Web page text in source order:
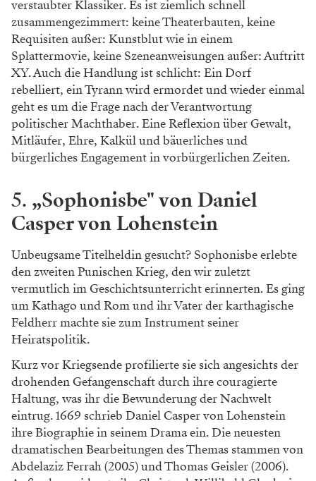
verstaubter Klassiker. Es ist ziemlich schnell
zusammengezimmert: keine Theaterbauten, keine
Requisiten außer: Kunstblut wie in einem
Splattermovie, keine Szeneanweisungen außer: Auftritt
XY. Auch die Handlung ist schlicht: Ein Dorf
rebelliert, ein Tyrann wird ermordet und wieder einmal
geht es um die Frage nach der Verantwortung
politischer Machthaber. Eine Reflexion über Gewalt,
Mitläufer, Ehre, Kalkül und bäuerliches und
bürgerliches Engagement in vorbürgerlichen Zeiten.
5. „Sophonisbe" von Daniel
Casper von Lohenstein
Unbeugsame Titelheldin gesucht? Sophonisbe erlebte
den zweiten Punischen Krieg, den wir zuletzt
vermutlich im Geschichtsunterricht erinnerten. Es ging
um Kathago und Rom und ihr Vater der karthagische
Feldherr machte sie zum Instrument seiner
Heiratspolitik.
Kurz vor Kriegsende profilierte sie sich angesichts der
drohenden Gefangenschaft durch ihre couragierte
Haltung, was ihr die Bewunderung der Nachwelt
eintrug. 1669 schrieb Daniel Casper von Lohenstein
ihre Biographie in seinem Drama ein. Die neuesten
dramatischen Bearbeitungen des Themas stammen von
Abdelaziz Ferrah (2005) und Thomas Geisler (2006).